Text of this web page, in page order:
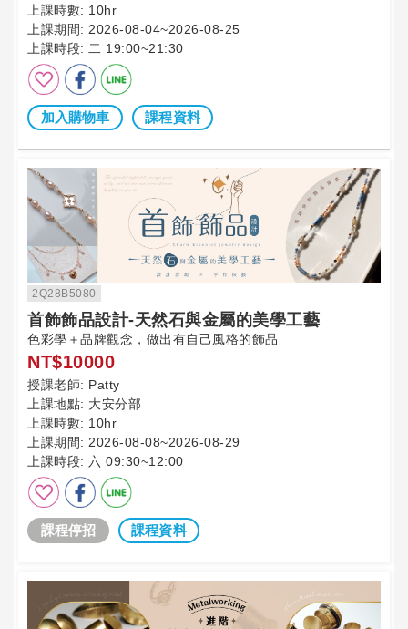
上課時數: 10hr
上課期間: 2026-08-04~2026-08-25
上課時段: 二 19:00~21:30
加入購物車 課程資料
2Q28B5080
首飾飾品設計-天然石與金屬的美學工藝
色彩學＋品牌觀念，做出有自己風格的飾品
NT$10000
授課老師: Patty
上課地點: 大安分部
上課時數: 10hr
上課期間: 2026-08-08~2026-08-29
上課時段: 六 09:30~12:00
課程停招 課程資料